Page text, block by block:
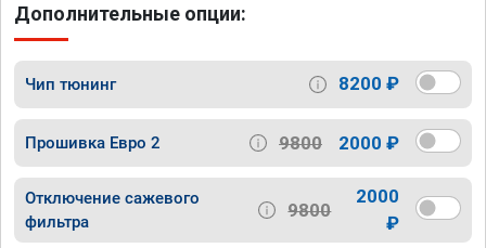
Дополнительные опции:
Чип тюнинг 8200 ₽
Прошивка Евро 2 9800 2000 ₽
Отключение сажевого
фильтра
9800
2000
₽